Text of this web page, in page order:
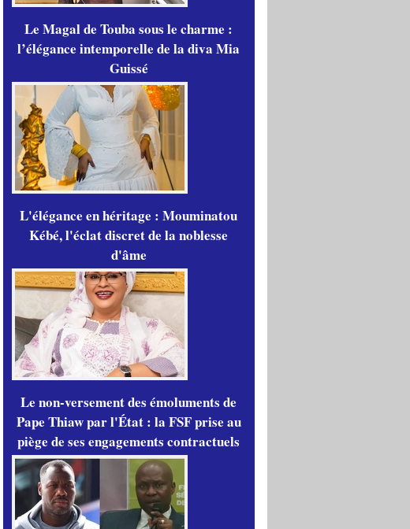
Le Magal de Touba sous le charme :
l’élégance intemporelle de la diva Mia
Guissé
L'élégance en héritage : Mouminatou
Kébé, l'éclat discret de la noblesse
d'âme
Le non-versement des émoluments de
Pape Thiaw par l'État : la FSF prise au
piège de ses engagements contractuels